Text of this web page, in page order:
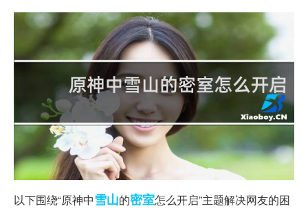
以下围绕“原神中雪山的密室怎么开启”主题解决网友的困